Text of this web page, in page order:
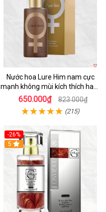
Nước hoa Lure Him nam cực
mạnh không mùi kích thích ham
muốn
650.000₫ 823.000₫
(215)
-26%
5